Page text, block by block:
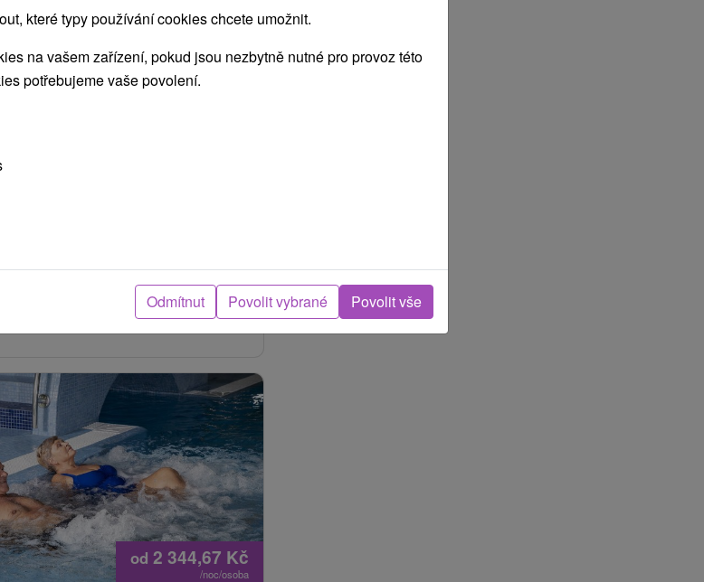
2 219,95
od1 775,96
pobyt a pohoda v lázních
20 %
si léčivou sílu Brusna, hodinový vstup
bazénu, denní dávku léčivých
pod dohledem lékaře a...
od 2 344,67 Kč
/noc/osoba
které typy používání cookies chcete umožnit.
na vašem zařízení, pokud jsou nezbytně nutné pro provoz této
potřebujeme vaše povolení.
Odmítnut Povolit vybrané Povolit vše